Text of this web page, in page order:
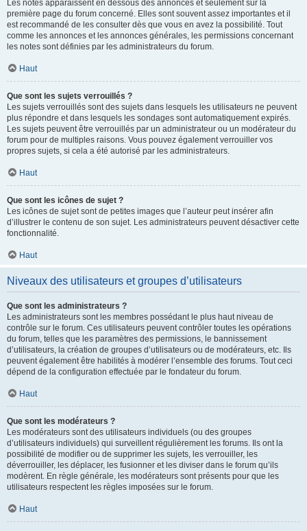
Les notes apparaissent en dessous des annonces et seulement sur la
première page du forum concerné. Elles sont souvent assez importantes et il
est recommandé de les consulter dès que vous en avez la possibilité. Tout
comme les annonces et les annonces générales, les permissions concernant
les notes sont définies par les administrateurs du forum.
Haut
Que sont les sujets verrouillés ?
Les sujets verrouillés sont des sujets dans lesquels les utilisateurs ne peuvent
plus répondre et dans lesquels les sondages sont automatiquement expirés.
Les sujets peuvent être verrouillés par un administrateur ou un modérateur du
forum pour de multiples raisons. Vous pouvez également verrouiller vos
propres sujets, si cela a été autorisé par les administrateurs.
Haut
Que sont les icônes de sujet ?
Les icônes de sujet sont de petites images que l’auteur peut insérer afin
d’illustrer le contenu de son sujet. Les administrateurs peuvent désactiver cette
fonctionnalité.
Haut
Niveaux des utilisateurs et groupes d’utilisateurs
Que sont les administrateurs ?
Les administrateurs sont les membres possédant le plus haut niveau de
contrôle sur le forum. Ces utilisateurs peuvent contrôler toutes les opérations
du forum, telles que les paramètres des permissions, le bannissement
d’utilisateurs, la création de groupes d’utilisateurs ou de modérateurs, etc. Ils
peuvent également être habilités à modérer l’ensemble des forums. Tout ceci
dépend de la configuration effectuée par le fondateur du forum.
Haut
Que sont les modérateurs ?
Les modérateurs sont des utilisateurs individuels (ou des groupes
d’utilisateurs individuels) qui surveillent régulièrement les forums. Ils ont la
possibilité de modifier ou de supprimer les sujets, les verrouiller, les
déverrouiller, les déplacer, les fusionner et les diviser dans le forum qu’ils
modèrent. En règle générale, les modérateurs sont présents pour que les
utilisateurs respectent les règles imposées sur le forum.
Haut